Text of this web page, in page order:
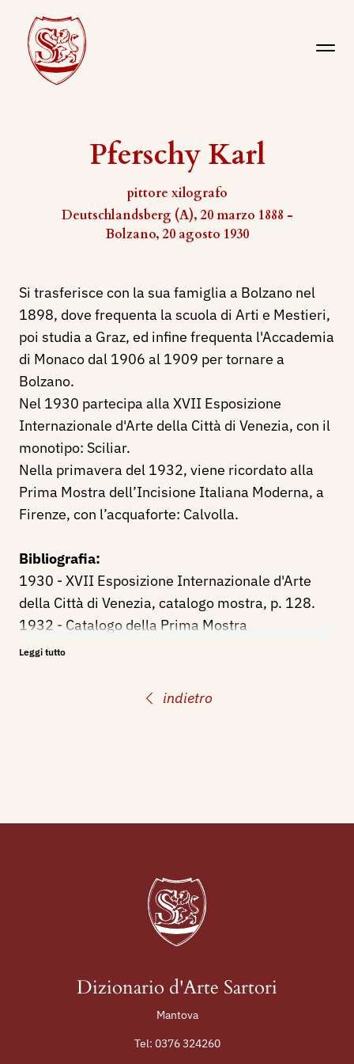
Pferschy Karl
pittore xilografo
Deutschlandsberg (A), 20 marzo 1888 -
Bolzano, 20 agosto 1930
indietro
Si trasferisce con la sua famiglia a Bolzano nel
1898, dove frequenta la scuola di Arti e Mestieri,
poi studia a Graz, ed infine frequenta l'Accademia
di Monaco dal 1906 al 1909 per tornare a
Bolzano.
Nel 1930 partecipa alla XVII Esposizione
Internazionale d'Arte della Città di Venezia, con il
monotipo: Sciliar.
Nella primavera del 1932, viene ricordato alla
Prima Mostra dell’Incisione Italiana Moderna, a
Firenze, con l’acquaforte: Calvolla.
Bibliografia:
1930 - XVII Esposizione Internazionale d'Arte
della Città di Venezia, catalogo mostra, p. 128.
1932 - Catalogo della Prima Mostra
dell’Incisione Italiana Moderna, Firenze, Istituto
Leggi tutto
Dizionario d'Arte Sartori
Mantova
Tel: 0376 324260